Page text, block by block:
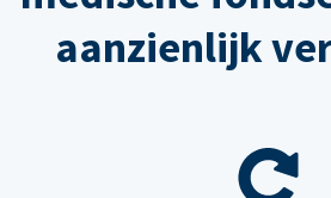
aanzienlijk